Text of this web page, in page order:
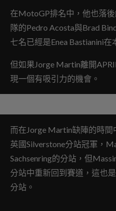
在MotoGP排名中，他也落
隊的Pedro Acosta與Brad
七名已經是Enea Bastianini
但如果Jorge Martin離開
現一個有吸引力的機會。
而在Jorge Martin缺陣的時
英國Silverstone分站冠軍，
Sachsenring的分站，但
分站中重新回到賽道，這也
分站。